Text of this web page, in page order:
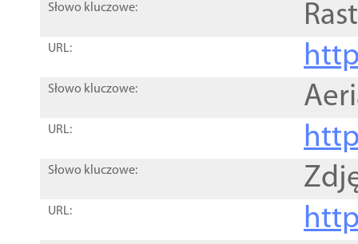
Słowo kluczowe:
URL:
Słowo kluczowe:
URL:
Słowo kluczowe:
URL: